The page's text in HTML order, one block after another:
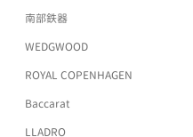
南部鉄器
WEDGWOOD
ROYAL COPENHAGEN
Baccarat
LLADRO